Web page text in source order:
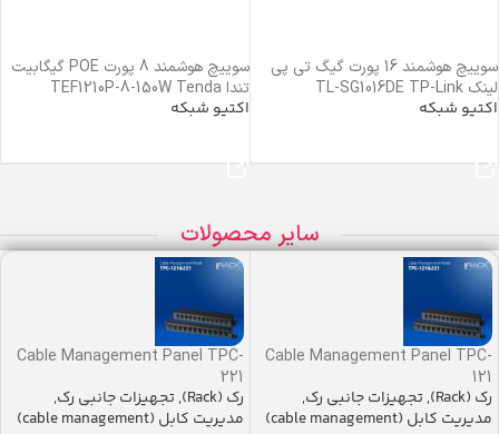
سوییچ هوشمند 16 پورت گیگ تی پی
لینک TL-SG1016DE TP-Link
اکتیو شبکه
سوییچ هوشمند 8 پورت POE گیگابیت
تندا TEF1210P-8-150W Tenda
اکتیو شبکه
سایر محصولات
Cable Management Panel TPC-
121
رک (Rack) ,تجهیزات جانبی رک,
مدیریت کابل (cable management)
Cable Management Panel TPC-
221
رک (Rack) ,تجهیزات جانبی رک,
مدیریت کابل (cable management)